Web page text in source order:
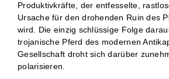
Produktivkräfte, der entfesselte,
Ursache für den drohenden Ruin des
wird. Die einzig schlüssige Folge
trojanische Pferd des modernen
Gesellschaft droht sich darüber
polarisieren.